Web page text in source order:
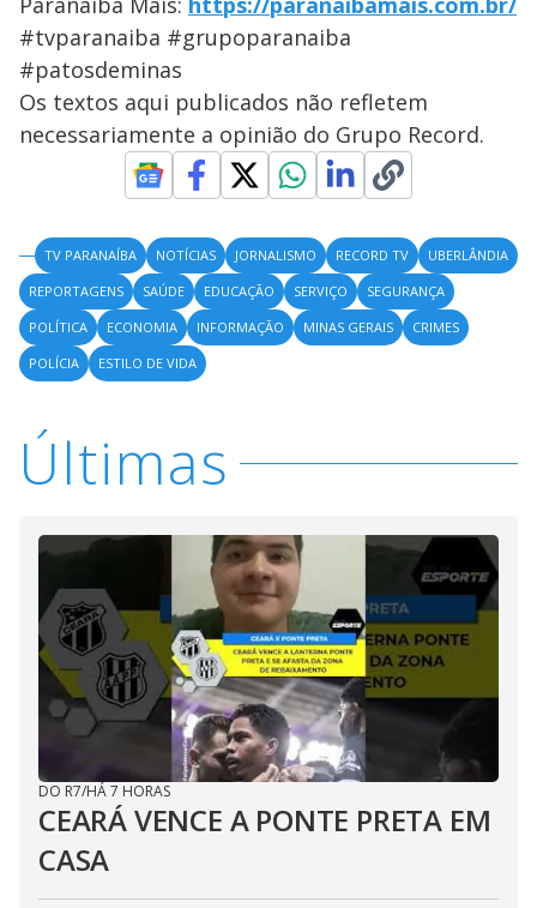
#tvparanaiba #grupoparanaiba
#patosdeminas
Os textos aqui publicados não refletem
necessariamente a opinião do Grupo Record.
TV PARANAÍBA NOTÍCIAS JORNALISMO RECORD TV
UBERLÂNDIA
REPORTAGENS
SAÚDE EDUCAÇÃO SERVIÇO
SEGURANÇA
POLÍTICA
ECONOMIA INFORMAÇÃO MINAS GERAIS
CRIMES
POLÍCIA
ESTILO DE VIDA
Últimas
DO R7/HÁ 7 HORAS
CEARÁ VENCE A PONTE PRETA EM
CASA